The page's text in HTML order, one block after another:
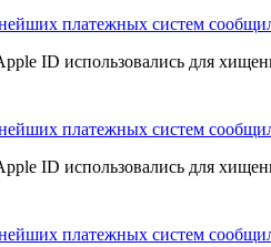
платежных систем
ID использовались для
платежных систем
ID использовались для
платежных систем